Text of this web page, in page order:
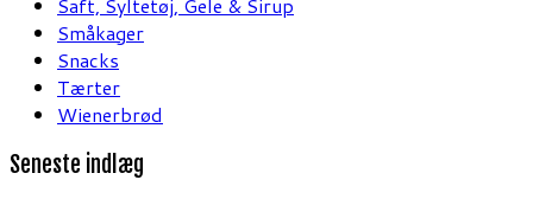
Saft, Syltetøj, Gele & Sirup
Småkager
Snacks
Tærter
Wienerbrød
Seneste indlæg